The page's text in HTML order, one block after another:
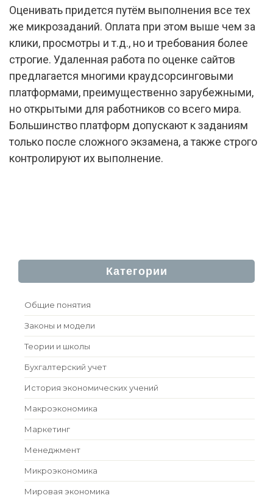
Оценивать придется путём выполнения все тех
же микрозаданий. Оплата при этом выше чем за
клики, просмотры и т.д., но и требования более
строгие. Удаленная работа по оценке сайтов
предлагается многими краудсорсинговыми
платформами, преимущественно зарубежными,
но открытыми для работников со всего мира.
Большинство платформ допускают к заданиям
только после сложного экзамена, а также строго
контролируют их выполнение.
Категории
Общие понятия
Законы и модели
Теории и школы
Бухгалтерский учет
История экономических учений
Макроэкономика
Маркетинг
Менеджмент
Микроэкономика
Мировая экономика